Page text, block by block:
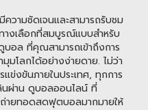
ามชัดเจนและสามารถรับชม
างเลือกที่สมบูรณ์แบบสำหรับ
อล ที่คุณสามารถเข้าถึงการ
โลกได้อย่างง่ายดาย. ไม่ว่า
แข่งขันภายในประเทศ, ทุกการ
ผ่าน ดูบอลออนไลน์ ที่
ายทอดสดฟุตบอลมากมายให้